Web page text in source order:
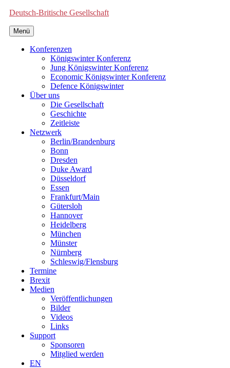
Deutsch-Britische Gesellschaft
Menü
Konferenzen
Königswinter Konferenz
Jung Königswinter Konferenz
Economic Königswinter Konferenz
Defence Königswinter
Über uns
Die Gesellschaft
Geschichte
Zeitleiste
Netzwerk
Berlin/Brandenburg
Bonn
Dresden
Duke Award
Düsseldorf
Essen
Frankfurt/Main
Gütersloh
Hannover
Heidelberg
München
Münster
Nürnberg
Schleswig/Flensburg
Termine
Brexit
Medien
Veröffentlichungen
Bilder
Videos
Links
Support
Sponsoren
Mitglied werden
EN